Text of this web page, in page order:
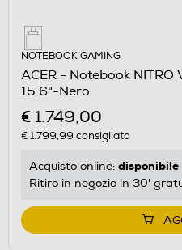
NOTEBOOK GAMING
ACER - Notebook
15.6"-Nero
€ 1.749,00
€ 1.799,99 consigliato
Acquisto online: disponibile
Ritiro in negozio in 30'